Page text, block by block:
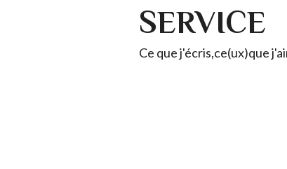
SERVICE
Ce que j'écris,ce(ux)que